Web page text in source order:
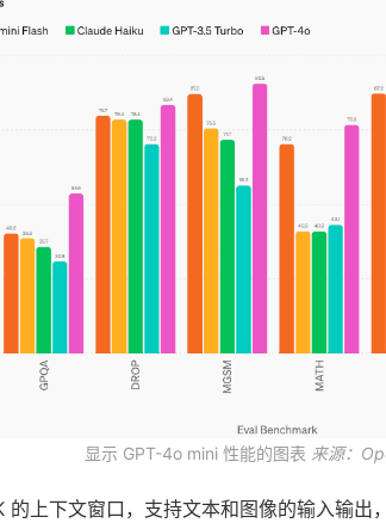
显示 GPT-4o mini 性能的图表 来源：
上下文窗口，支持文本和图像的输入输出